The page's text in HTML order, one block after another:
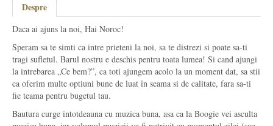
Despre
Daca ai ajuns la noi, Hai Noroc!
Speram sa te simti ca intre prieteni la noi, sa te distrezi si poate sa-ti
tragi sufletul. Barul nostru e deschis pentru toata lumea! Si cand ajungi
la intrebarea „Ce bem?”, ca toti ajungem acolo la un moment dat, sa stii
ca oferim multe optiuni bune de luat în seama si de calitate, fara sa-ti
fie teama pentru bugetul tau.
Bautura curge intotdeauna cu muzica buna, asa ca la Boogie vei asculta